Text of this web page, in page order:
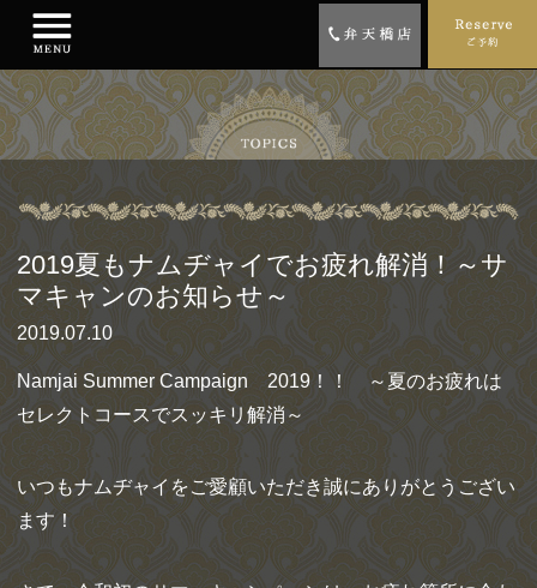
2019夏もナムヂャイでお疲れ解消！～サ
マキャンのお知らせ～
2019.07.10
Namjai Summer Campaign 2019！！ ～夏のお疲れは
セレクトコースでスッキリ解消～
いつもナムヂャイをご愛顧いただき誠にありがとうござい
ます！